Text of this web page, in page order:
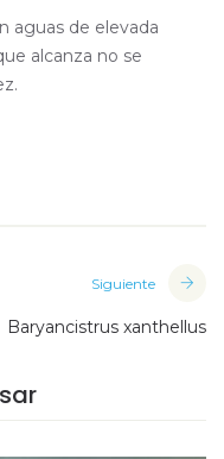
aguas de elevada
alcanza no se
Siguiente
Baryancistrus xanthellus